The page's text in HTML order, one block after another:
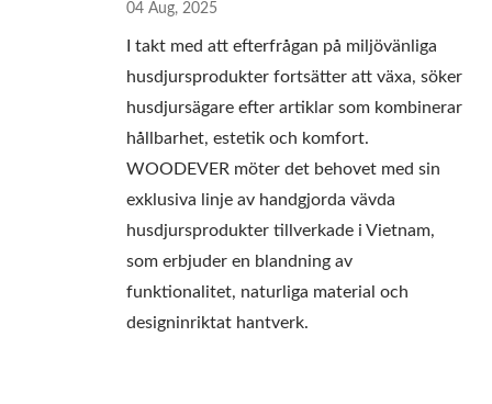
04 Aug, 2025
I takt med att efterfrågan på miljövänliga
husdjursprodukter fortsätter att växa, söker
husdjursägare efter artiklar som kombinerar
hållbarhet, estetik och komfort.
WOODEVER möter det behovet med sin
exklusiva linje av handgjorda vävda
husdjursprodukter tillverkade i Vietnam,
som erbjuder en blandning av
funktionalitet, naturliga material och
designinriktat hantverk.